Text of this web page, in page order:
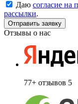
Даю согласие на
рассылки.
Отзывы о нас
77+ отзывов 5